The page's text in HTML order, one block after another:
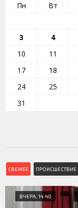
Пн
Вт
3
4
10
11
17
18
24
25
31
СВЕЖЕЕ ПРОИСШЕСТВИЕ
ВЧЕРА, 14:40